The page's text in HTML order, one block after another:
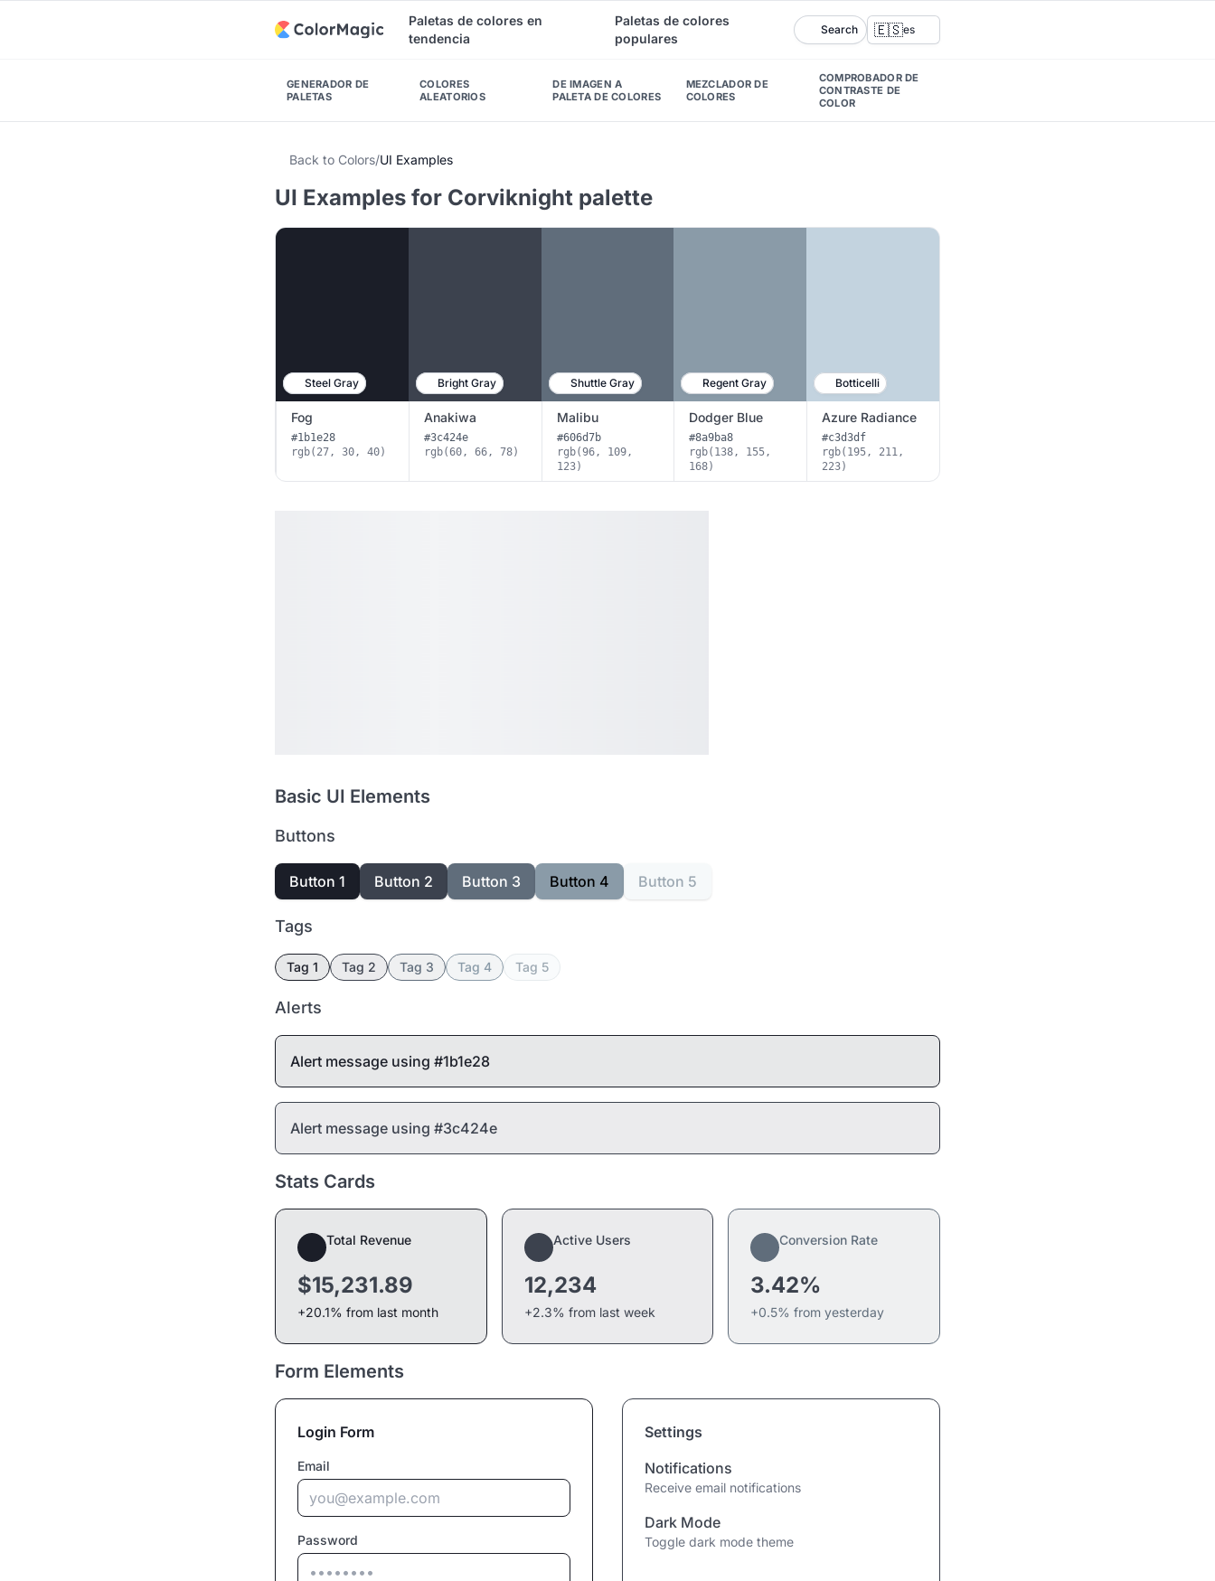
Paletas de colores en
tendencia
Paletas de colores
populares
Search 🇪🇸es
GENERADOR DE
PALETAS
COLORES
ALEATORIOS
DE IMAGEN A
PALETA DE COLORES
MEZCLADOR DE
COLORES
COMPROBADOR DE
CONTRASTE DE
COLOR
Back to Colors/UI Examples
UI Examples for Corviknight palette
Steel Gray Bright Gray Shuttle Gray Regent Gray Botticelli
Fog
#1b1e28
rgb(27, 30, 40)
Anakiwa
#3c424e
rgb(60, 66, 78)
Malibu
#606d7b
rgb(96, 109,
123)
Dodger Blue
#8a9ba8
rgb(138, 155,
168)
Azure Radiance
#c3d3df
rgb(195, 211,
223)
Basic UI Elements
Buttons
Button 1 Button 2 Button 3 Button 4 Button 5
Tags
Tag 1 Tag 2 Tag 3 Tag 4 Tag 5
Alerts
Alert message using #1b1e28
Alert message using #3c424e
Stats Cards
Total Revenue
$15,231.89
+20.1% from last month
Active Users
12,234
+2.3% from last week
Conversion Rate
3.42%
+0.5% from yesterday
Form Elements
Login Form
Email
Password
Settings
Notifications
Receive email notifications
Dark Mode
Toggle dark mode theme